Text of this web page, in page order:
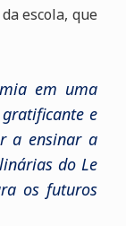
escola, que
em uma
e
a ensinar a
do Le
os futuros